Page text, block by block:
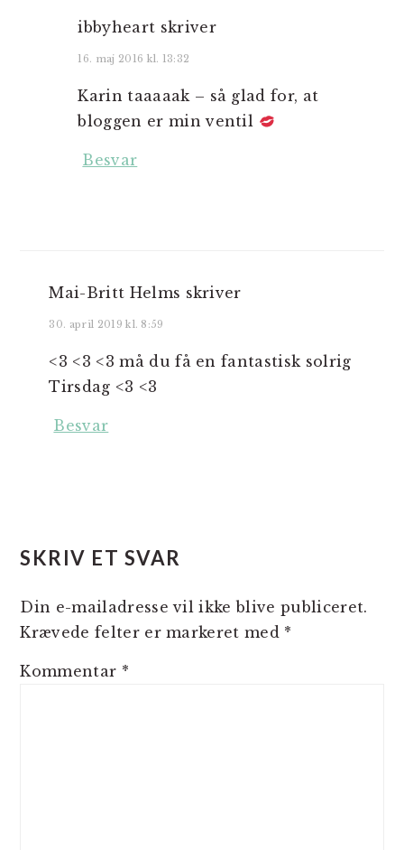
ibbyheart skriver
16. maj 2016 kl. 13:32
Karin taaaaak – så glad for, at
bloggen er min ventil
Besvar
Mai-Britt Helms skriver
30. april 2019 kl. 8:59
<3 <3 <3 må du få en fantastisk solrig
Tirsdag <3 <3
Besvar
SKRIV ET SVAR
Din e-mailadresse vil ikke blive publiceret.
Krævede felter er markeret med *
Kommentar *